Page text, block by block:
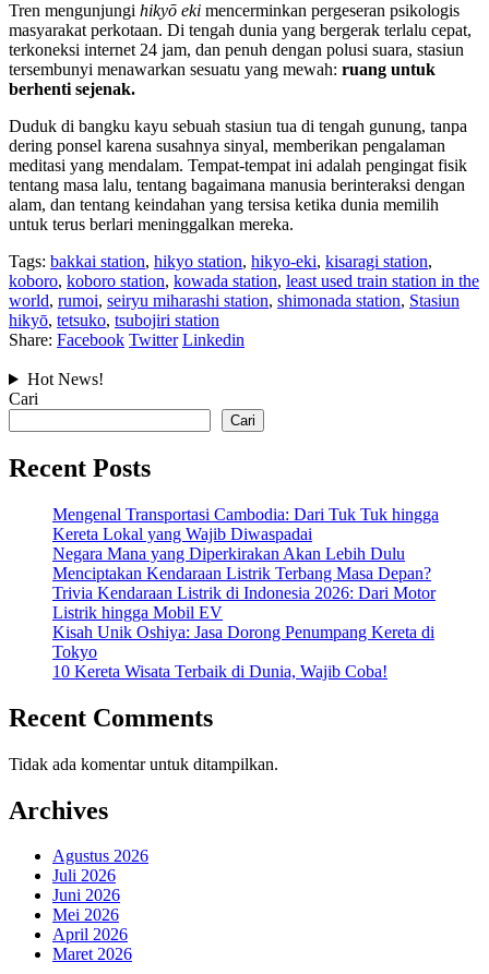
Tren mengunjungi hikyō eki mencerminkan pergeseran psikologis
masyarakat perkotaan. Di tengah dunia yang bergerak terlalu cepat,
terkoneksi internet 24 jam, dan penuh dengan polusi suara, stasiun
tersembunyi menawarkan sesuatu yang mewah: ruang untuk
berhenti sejenak.
Duduk di bangku kayu sebuah stasiun tua di tengah gunung, tanpa
dering ponsel karena susahnya sinyal, memberikan pengalaman
meditasi yang mendalam. Tempat-tempat ini adalah pengingat fisik
tentang masa lalu, tentang bagaimana manusia berinteraksi dengan
alam, dan tentang keindahan yang tersisa ketika dunia memilih
untuk terus berlari meninggalkan mereka.
Tags: bakkai station, hikyo station, hikyo-eki, kisaragi station,
koboro, koboro station, kowada station, least used train station in the
world, rumoi, seiryu miharashi station, shimonada station, Stasiun
hikyō, tetsuko, tsubojiri station
Share: Facebook Twitter Linkedin
Hot News!
Cari
Cari
Recent Posts
Mengenal Transportasi Cambodia: Dari Tuk Tuk hingga
Kereta Lokal yang Wajib Diwaspadai
Negara Mana yang Diperkirakan Akan Lebih Dulu
Menciptakan Kendaraan Listrik Terbang Masa Depan?
Trivia Kendaraan Listrik di Indonesia 2026: Dari Motor
Listrik hingga Mobil EV
Kisah Unik Oshiya: Jasa Dorong Penumpang Kereta di
Tokyo
10 Kereta Wisata Terbaik di Dunia, Wajib Coba!
Recent Comments
Tidak ada komentar untuk ditampilkan.
Archives
Agustus 2026
Juli 2026
Juni 2026
Mei 2026
April 2026
Maret 2026